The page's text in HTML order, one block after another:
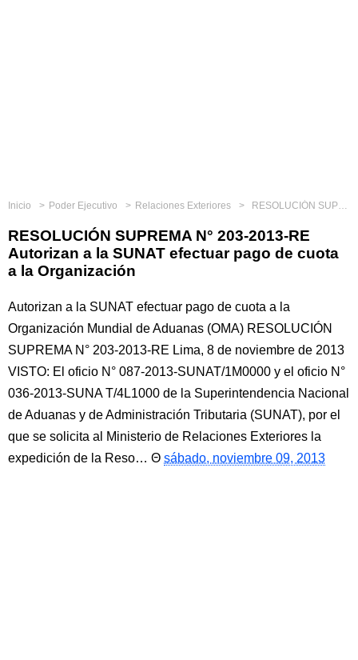
Inicio Poder Ejecutivo Relaciones Exteriores RESOLUCIÓN SUPREMA N° 203-2013-RE Autorizan a la SUNAT efectuar pago de cuota a la Organización
RESOLUCIÓN SUPREMA N° 203-2013-RE
Autorizan a la SUNAT efectuar pago de cuota
a la Organización
Autorizan a la SUNAT efectuar pago de cuota a la
Organización Mundial de Aduanas (OMA) RESOLUCIÓN
SUPREMA N° 203-2013-RE Lima, 8 de noviembre de 2013
VISTO: El oficio N° 087-2013-SUNAT/1M0000 y el oficio N°
036-2013-SUNA T/4L1000 de la Superintendencia Nacional
de Aduanas y de Administración Tributaria (SUNAT), por el
que se solicita al Ministerio de Relaciones Exteriores la
expedición de la Reso…
sábado, noviembre 09, 2013